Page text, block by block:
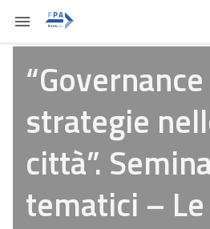
strategie
città”.
tematici – Le